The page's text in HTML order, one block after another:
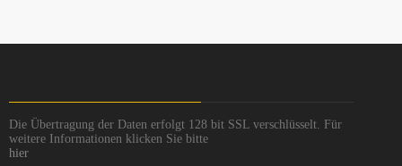
Die Übertragung der Daten erfolgt 128 bit SSL verschlüsselt. Für
weitere Informationen klicken Sie bitte
hier